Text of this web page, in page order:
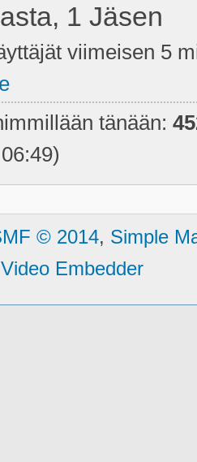
1 Jäsen
viimeisen 5
tänään:
© 2014, Simple
Embedder